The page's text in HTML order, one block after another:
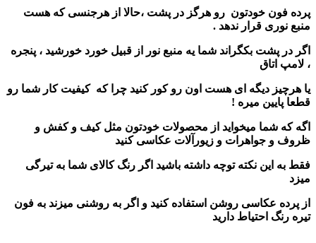
پرده فون خودتون رو هرگز در پشت ،حالا از هرجنسی که هست
منبع نوری قرار ندهد .
اگر در پشت بکگراند شما یه منبع نور از قبیل خورد خورشید ، پنجره
، لامپ اتاق
یا هرچیز دیگه ای هست اون رو کور کنید چرا که کیفیت کار شما رو
قطعا پایین میره !
اگه که شما میخواید از محصولات خودتون مثل کیف و کفش و
ظروف و جواهرات و زیورآلات عکاسی کنید
فقط به این نکته توچه داشته باشید اگر رنگ کالای شما به تیرگی
میزد
از پرده عکاسی روشن استفاده کنید و اگر به روشنی میزند به فون
تیره رنگ احتیاط دارید